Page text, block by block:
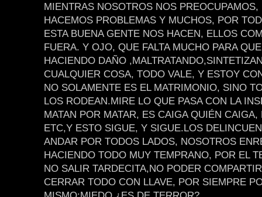
MIENTRAS NOSOTROS NOS PREOCUPAMOS,
HACEMOS PROBLEMAS Y MUCHOS, POR
ESTA BUENA GENTE NOS HACEN, ELLOS
FUERA. Y OJO, QUE FALTA MUCHO PARA
HACIENDO DAÑO
CUALQUIER COSA, TODO VALE, Y ESTOY
NO SOLAMENTE ES EL MATRIMONIO, SINO
LOS RODEAN.MIRE LO QUE PASA CON LA
MATAN POR MATAR, ES CAIGA QUIÉN CAIGA,
ETC,Y ESTO SIGUE, Y SIGUE.LOS
ANDAR POR TODOS LADOS, NOSOTROS
HACIENDO TODO MUY TEMPRANO, POR EL
NO SALIR TARDECITA,NO PODER
CERRAR TODO CON LLAVE, POR SIEMPRE